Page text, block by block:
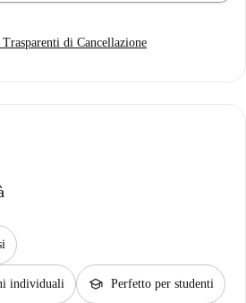
di Cancellazione
individuali school Perfetto per studenti